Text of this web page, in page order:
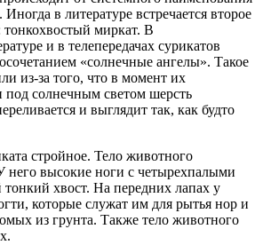
в литературе встречается второе
миркат. В
и в телепередачах сурикатов
«солнечные ангелы». Такое
из-за того, что в момент их
под солнечным светом шерсть
и выглядит так, как будто
стройное. Тело животного
него высокие ноги с четырехпалыми
хвост. На передних лапах у
которые служат им для рытья нор и
из грунта. Также тело животного